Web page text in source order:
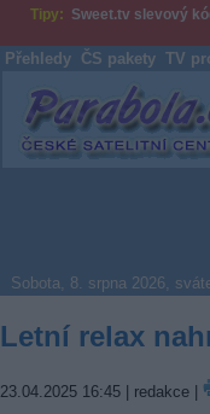
Tipy: Sweet.tv slevový
Přehledy ČS pakety TV
Parabola.cz
Sobota, 8. srpna 2026,
Letní relax
23.04.2025 16:45 | redakce |